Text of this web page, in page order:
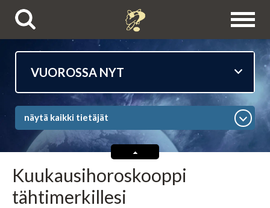
Puhelinpalvelut
Tietäjien esittelyt
Ennustajat
näytä kaikki tietäjät
Kuukausihoroskooppi
tähtimerkillesi